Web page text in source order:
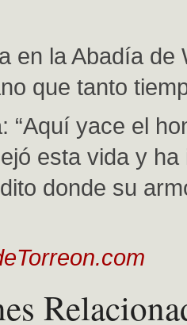
en la Abadía de
que tanto
“Aquí yace el
esta vida y ha
donde su